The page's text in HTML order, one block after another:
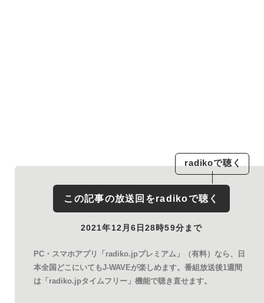
radikoで聴く
この記事の放送回をradikoで聴く
2021年12月6日28時59分まで
PC・スマホアプリ「radiko.jpプレミアム」（有料）なら、日
本全国どこにいてもJ-WAVEが楽しめます。番組放送後1週間
は「radiko.jpタイムフリー」機能で聴き直せます。